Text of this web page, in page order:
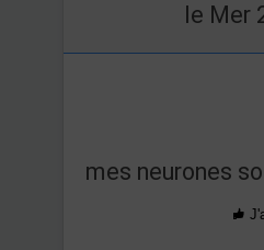
le Mer
mes neurones